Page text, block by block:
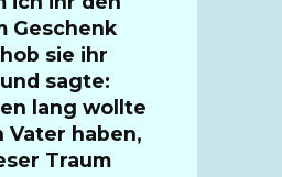
Geschenk
sie ihr
sagte:
lang wollte
Vater haben,
Traum